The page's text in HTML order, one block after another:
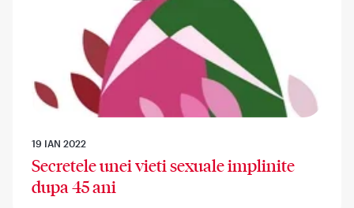
19 IAN 2022
Secretele unei vieti sexuale implinite
dupa 45 ani